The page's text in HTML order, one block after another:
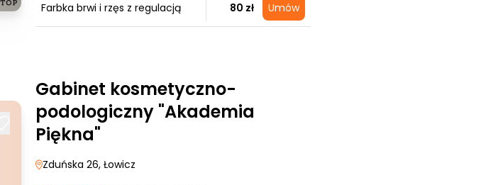
Farbka brwi i rzęs z regulacją 80 zł Umów
Gabinet kosmetyczno-
podologiczny "Akademia
Piękna"
Zduńska 26, Łowicz